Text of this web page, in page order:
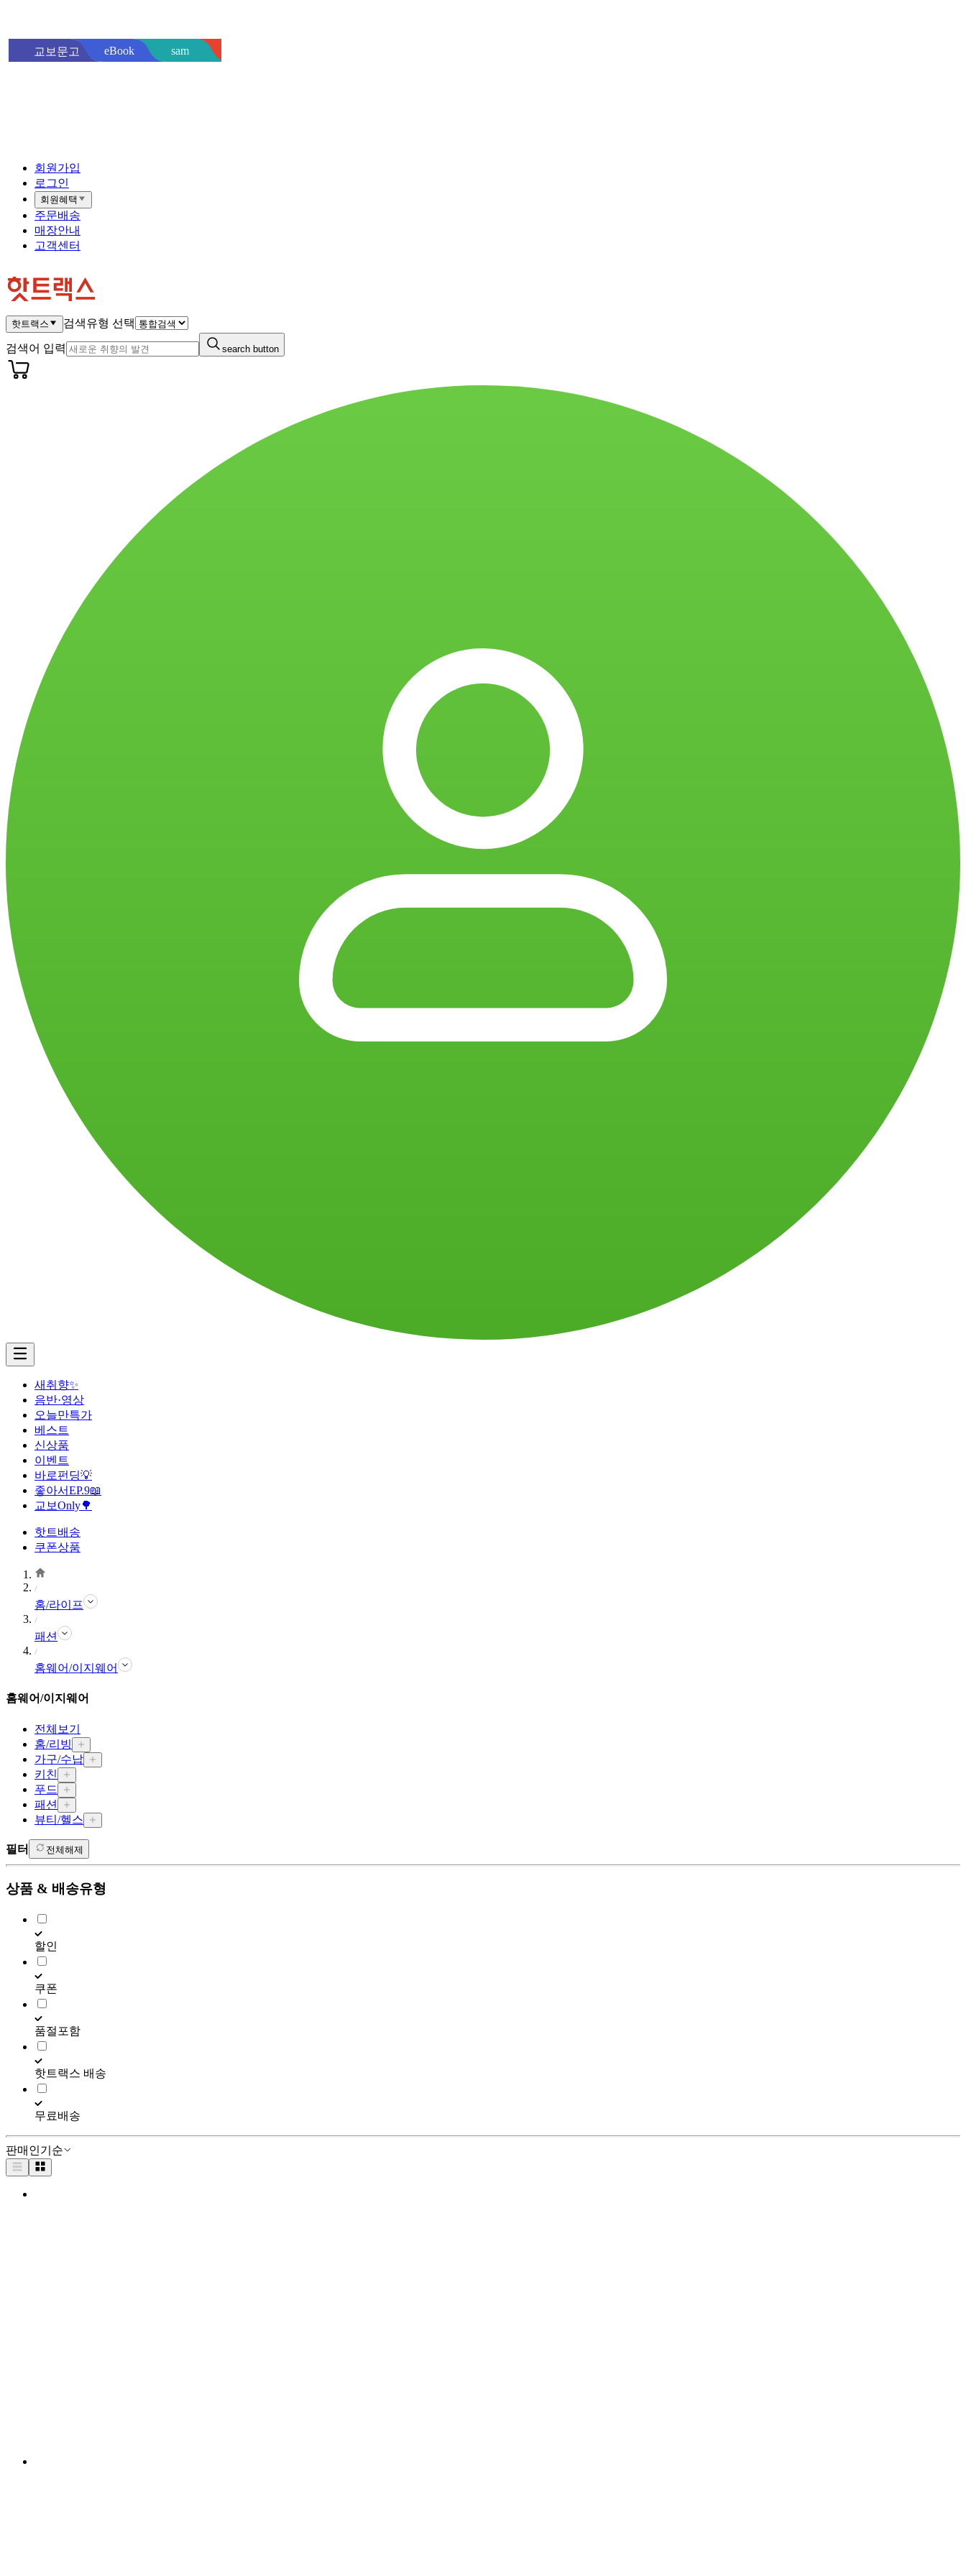
교보문고 eBook sam
회원가입
로그인
회원혜택
주문배송
매장안내
고객센터
핫트랙스 검색유형 선택
검색어 입력 search button
새취향✨
음반·영상
오늘만특가
베스트
신상품
이벤트
바로펀딩💡
좋아서EP.9📖
교보Only🌳
핫트배송
쿠폰상품
홈/라이프
패션
홈웨어/이지웨어
홈웨어/이지웨어
전체보기
홈/리빙
가구/수납
키친
푸드
패션
뷰티/헬스
필터 전체해제
상품 & 배송유형
할인
쿠폰
품절포함
핫트랙스 배송
무료배송
판매인기순